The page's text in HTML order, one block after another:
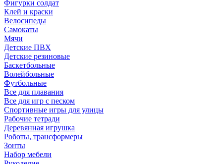
Фигурки солдат
Клей и краски
Велосипеды
Самокаты
Мячи
Детские ПВХ
Детские резиновые
Баскетбольные
Волейбольные
Футбольные
Все для плавания
Все для игр с песком
Спортивные игры для улицы
Рабочие тетради
Деревянная игрушка
Роботы, трансформеры
Зонты
Набор мебели